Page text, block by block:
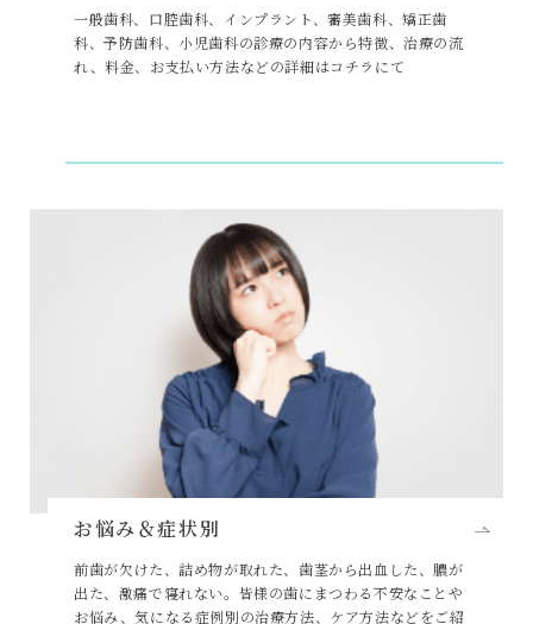
一般歯科、口腔歯科、インプラント、審美歯科、矯正歯
科、予防歯科、小児歯科の診療の内容から特徴、治療の流
れ、料金、お支払い方法などの詳細はコチラにて
お悩み＆症状別
前歯が欠けた、詰め物が取れた、歯茎から出血した、膿が
出た、激痛で寝れない。皆様の歯にまつわる不安なことや
お悩み、気になる症例別の治療方法、ケア方法などをご紹